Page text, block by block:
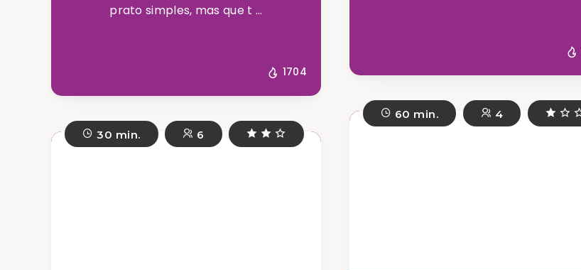
prato simples, mas que t ...
1704
30 min. 6
60 min. 4